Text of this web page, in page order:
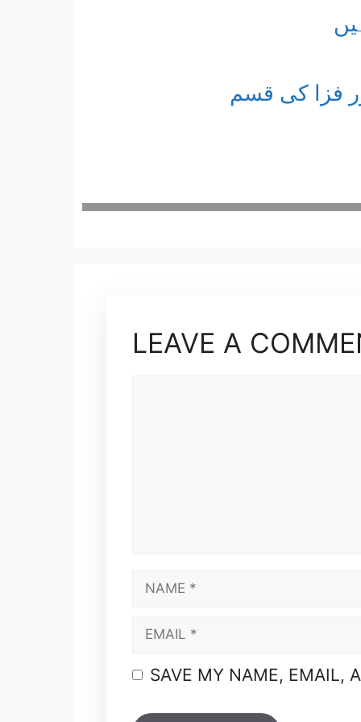
فزا کی قسم
LEAVE A
NAME
EMAIL
SAVE MY NAME, EMAIL,